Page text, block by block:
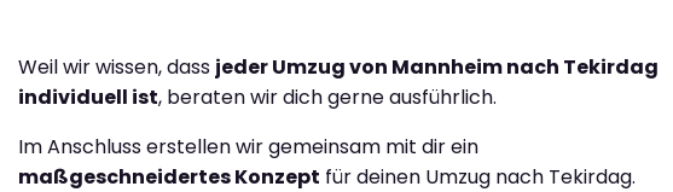
Weil wir wissen, dass jeder Umzug von Mannheim nach Tekirdag
individuell ist, beraten wir dich gerne ausführlich.
Im Anschluss erstellen wir gemeinsam mit dir ein
maßgeschneidertes Konzept für deinen Umzug nach Tekirdag.